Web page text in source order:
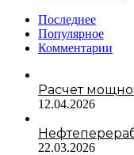
Последнее
Популярное
Комментарии
Расчет
12.04.2026
22.03.2026